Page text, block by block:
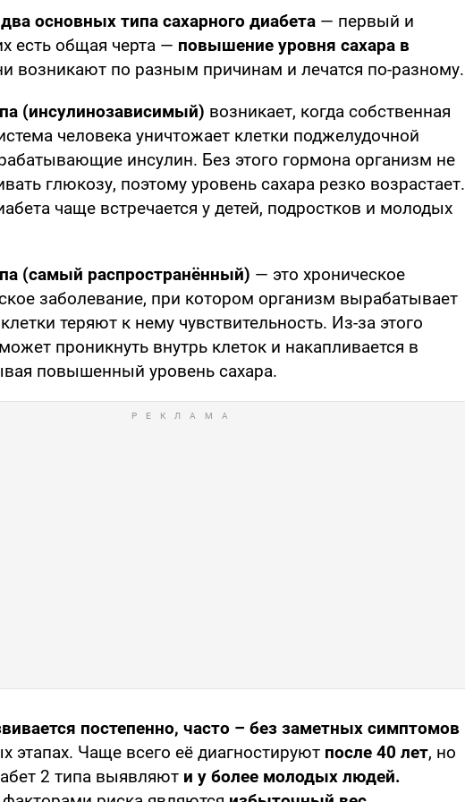
два основных типа сахарного диабета — первый и
есть общая черта — повышение уровня сахара в
возникают по разным причинам и лечатся по-разному.
(инсулинозависимый) возникает, когда собственная
человека уничтожает клетки поджелудочной
инсулин. Без этого гормона организм не
глюкозу, поэтому уровень сахара резко возрастает.
чаще встречается у детей, подростков и молодых
(самый распространённый) — это хроническое
заболевание, при котором организм вырабатывает
теряют к нему чувствительность. Из-за этого
проникнуть внутрь клеток и накапливается в
повышенный уровень сахара.
постепенно, часто – без заметных симптомов
этапах. Чаще всего её диагностируют после 40 лет, но
2 типа выявляют и у более молодых людей.